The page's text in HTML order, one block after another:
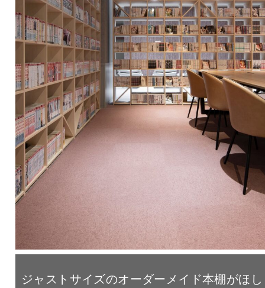
ジャストサイズのオーダーメイド本棚がほし